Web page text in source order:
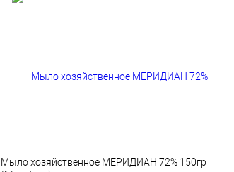
Мыло хозяйственное МЕРИДИАН 72% 150гр